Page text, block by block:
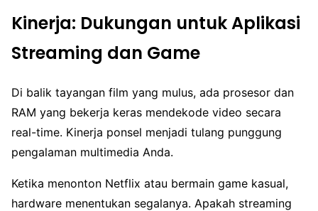
Kinerja: Dukungan untuk Aplikasi
Streaming dan Game
Di balik tayangan film yang mulus, ada prosesor dan
RAM yang bekerja keras mendekode video secara
real-time. Kinerja ponsel menjadi tulang punggung
pengalaman multimedia Anda.
Ketika menonton Netflix atau bermain game kasual,
hardware menentukan segalanya. Apakah streaming